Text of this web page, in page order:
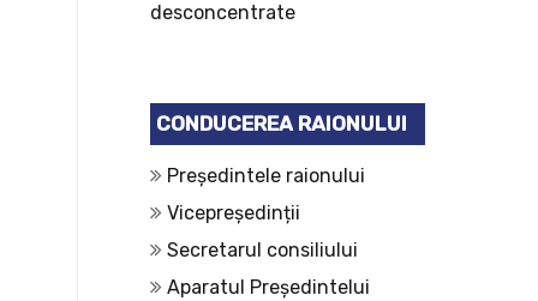
desconcentrate
CONDUCEREA RAIONULUI
Președintele raionului
Vicepreședinții
Secretarul consiliului
Aparatul Președintelui